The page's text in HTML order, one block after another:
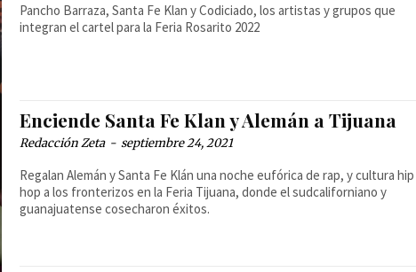
Pancho Barraza, Santa Fe Klan y Codiciado, los artistas y grupos que
integran el cartel para la Feria Rosarito 2022
Enciende Santa Fe Klan y Alemán a Tijuana
Redacción Zeta - septiembre 24, 2021
Regalan Alemán y Santa Fe Klán una noche eufórica de rap, y cultura hip
hop a los fronterizos en la Feria Tijuana, donde el sudcaliforniano y
guanajuatense cosecharon éxitos.